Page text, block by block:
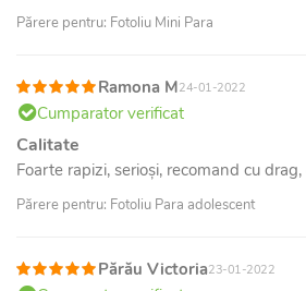
Părere pentru: Fotoliu Mini Para
Ramona M24-01-2022
Cumparator verificat
Calitate
Foarte rapizi, serioși, recomand cu
Părere pentru: Fotoliu Para adolescent
Părău Victoria23-01-2022